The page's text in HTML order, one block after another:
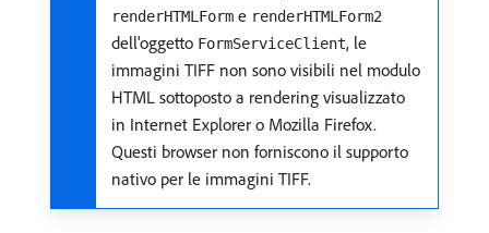
renderHTMLForm e renderHTMLForm2
dell'oggetto FormServiceClient, le
immagini TIFF non sono visibili nel modulo
HTML sottoposto a rendering visualizzato
in Internet Explorer o Mozilla Firefox.
Questi browser non forniscono il supporto
nativo per le immagini TIFF.